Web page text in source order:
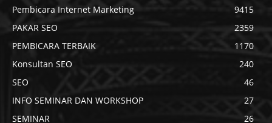
Pembicara Internet Marketing
9415
PAKAR SEO
2359
PEMBICARA TERBAIK
1170
Konsultan SEO
240
SEO
46
INFO SEMINAR DAN WORKSHOP
27
SEMINAR
26